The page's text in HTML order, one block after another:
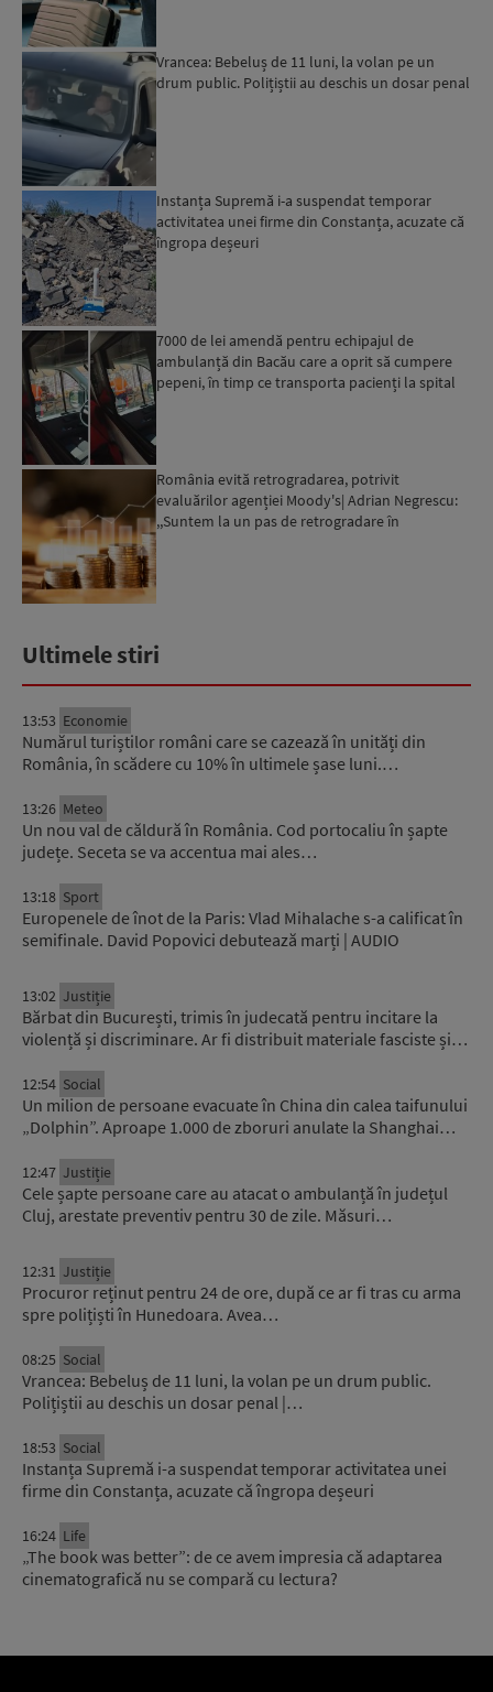
Vrancea: Bebeluș de 11 luni, la volan pe un
drum public. Polițiștii au deschis un dosar penal
Instanța Supremă i-a suspendat temporar
activitatea unei firme din Constanța, acuzate că
îngropa deșeuri
7000 de lei amendă pentru echipajul de
ambulanță din Bacău care a oprit să cumpere
pepeni, în timp ce transporta pacienți la spital
România evită retrogradarea, potrivit
evaluărilor agenției Moody's| Adrian Negrescu:
,,Suntem la un pas de retrogradare în
Ultimele stiri
13:53 Economie
Numărul turiștilor români care se cazează în unități din
România, în scădere cu 10% în ultimele șase luni.…
13:26 Meteo
Un nou val de căldură în România. Cod portocaliu în șapte
județe. Seceta se va accentua mai ales…
13:18 Sport
Europenele de înot de la Paris: Vlad Mihalache s-a calificat în
semifinale. David Popovici debutează marți | AUDIO
13:02 Justiție
Bărbat din București, trimis în judecată pentru incitare la
violență și discriminare. Ar fi distribuit materiale fasciste și…
12:54 Social
Un milion de persoane evacuate în China din calea taifunului
„Dolphin”. Aproape 1.000 de zboruri anulate la Shanghai…
12:47 Justiție
Cele șapte persoane care au atacat o ambulanță în județul
Cluj, arestate preventiv pentru 30 de zile. Măsuri…
12:31 Justiție
Procuror reținut pentru 24 de ore, după ce ar fi tras cu arma
spre polițiști în Hunedoara. Avea…
08:25 Social
Vrancea: Bebeluș de 11 luni, la volan pe un drum public.
Polițiștii au deschis un dosar penal |…
18:53 Social
Instanța Supremă i-a suspendat temporar activitatea unei
firme din Constanța, acuzate că îngropa deșeuri
16:24 Life
„The book was better”: de ce avem impresia că adaptarea
cinematografică nu se compară cu lectura?